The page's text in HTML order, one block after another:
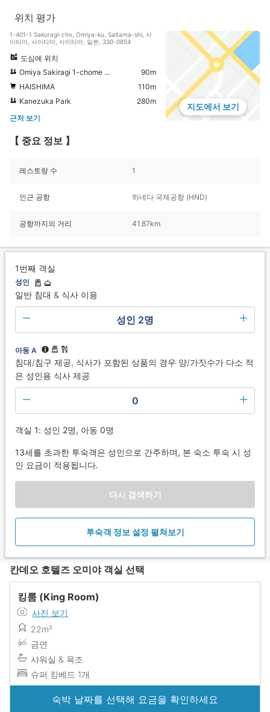
위치 평가
1-401-1 Sakuragi-cho, Omiya-ku, Saitama-shi, 사
이타마, 사이타마, 사이타마, 일본, 330-0854
도심에 위치
Omiya Sakiragi 1-chome Park
90m
HAISHIMA
110m
Kanezuka Park
280m
근처 보기
지도에서 보기
【 중요 정보 】
레스토랑 수 1
인근 공항 하네다 국제공항 (HND)
공항까지의 거리 41.87km
1번째 객실
성인
일반 침대 & 식사 이용
성인 2명
아동 A
침대/침구 제공, 식사가 포함된 상품의 경우 양/가짓수가 다소 적
은 성인용 식사 제공
0
객실 1: 성인 2명, 아동 0명
13세를 초과한 투숙객은 성인으로 간주하며, 본 숙소 투숙 시 성
인 요금이 적용됩니다.
다시 검색하기
투숙객 정보 설정 펼쳐보기
칸데오 호텔즈 오미야 객실 선택
킹룸 (King Room)
사진 보기
22m²
금연
샤워실 & 욕조
슈퍼 킹베드 1개
숙박 날짜를 선택해 요금을 확인하세요